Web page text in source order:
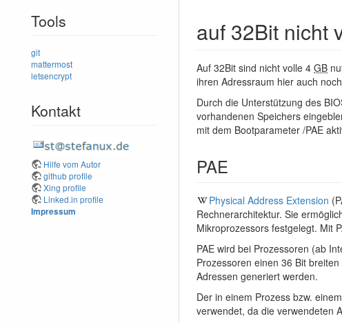
Tools
git
mattermost
letsencrypt
Kontakt
Hilfe vom Autor
github profile
Xing profile
Linked.in profile
Impressum
auf 32Bit nicht
Auf 32Bit sind nicht volle 4 GB
ihren Adressraum hier auch
Durch die Unterstützung des
vorhandenen Speichers
mit dem Bootparameter /PAE
PAE
Physical Address Extension
Rechnerarchitektur. Sie
Mikroprozessors festgelegt. Mit
PAE wird bei Prozessoren (ab
Prozessoren einen 36 Bit
Adressen generiert werden.
Der in einem Prozess bzw.
verwendet, da die verwendeten